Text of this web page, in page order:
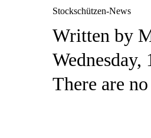
Stockschützen-News
Written by
There are